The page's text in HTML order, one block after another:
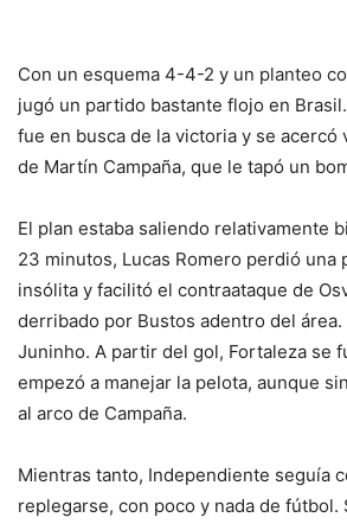
Con un esquema 4-4-2 y un planteo
jugó un partido bastante flojo en
fue en busca de la victoria y se acercó
de Martín Campaña, que le tapó un
El plan estaba saliendo relativamente
23 minutos, Lucas Romero perdió una
insólita y facilitó el contraataque de
derribado por Bustos adentro del área.
Juninho. A partir del gol, Fortaleza se
empezó a manejar la pelota, aunque
al arco de Campaña.
Mientras tanto, Independiente seguía
replegarse, con poco y nada de fútbol.